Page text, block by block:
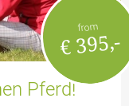
from
€ 395,-
Pferd!